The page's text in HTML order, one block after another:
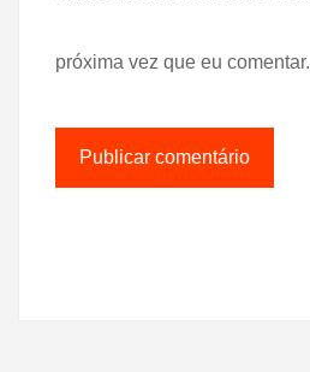
próxima vez que eu comentar.